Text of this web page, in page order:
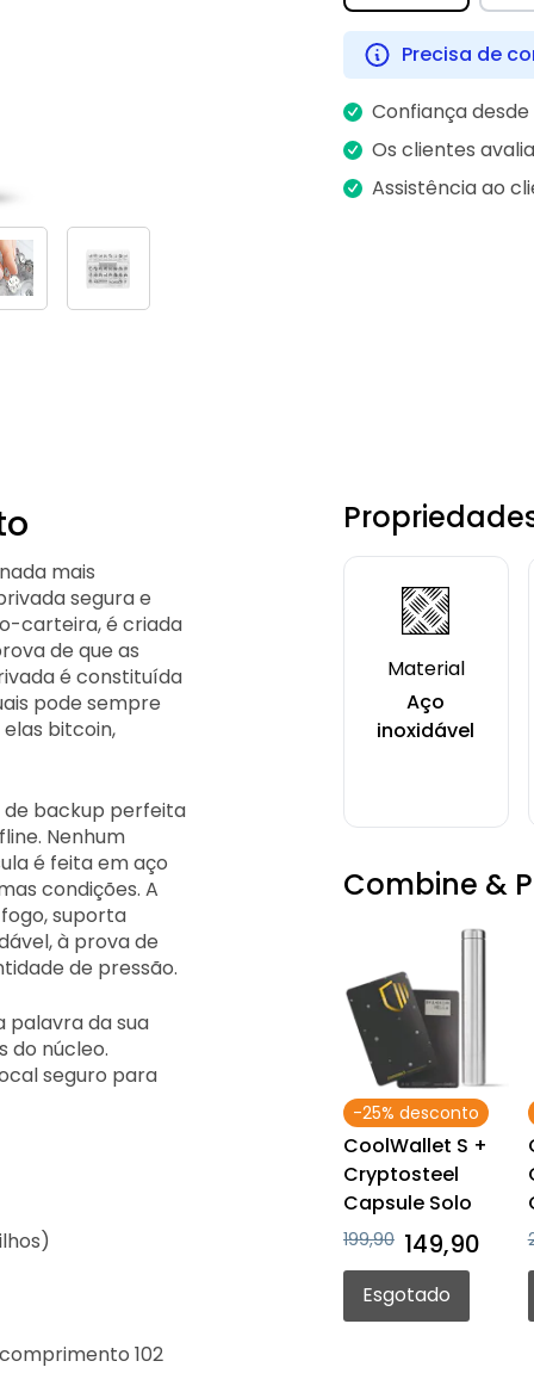
Precisa de
Confiança desde
Os clientes
Assistência ao
mais
segura e
carteira, é criada
de que as
é constituída
pode sempre
bitcoin,
backup perfeita
Nenhum
é feita em aço
condições. A
suporta
à prova de
de pressão.
palavra da sua
do núcleo.
seguro para
102
Material
Aço
inoxidável
Combine &
-25% desconto
CoolWallet S +
Cryptosteel
Capsule Solo
199,90 149,90
Esgotado